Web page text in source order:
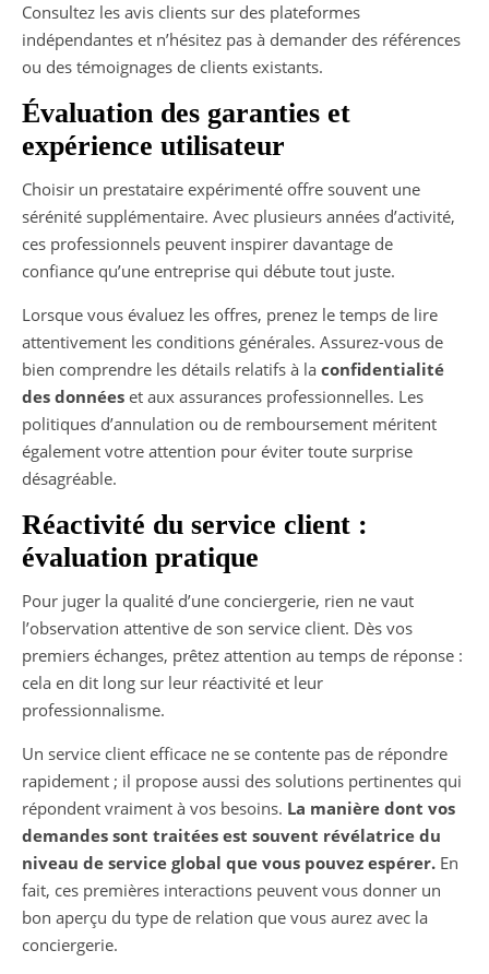
Consultez les avis clients sur des plateformes
indépendantes et n’hésitez pas à demander des références
ou des témoignages de clients existants.
Évaluation des garanties et
expérience utilisateur
Choisir un prestataire expérimenté offre souvent une
sérénité supplémentaire. Avec plusieurs années d’activité,
ces professionnels peuvent inspirer davantage de
confiance qu’une entreprise qui débute tout juste.
Lorsque vous évaluez les offres, prenez le temps de lire
attentivement les conditions générales. Assurez-vous de
bien comprendre les détails relatifs à la confidentialité
des données et aux assurances professionnelles. Les
politiques d’annulation ou de remboursement méritent
également votre attention pour éviter toute surprise
désagréable.
Réactivité du service client :
évaluation pratique
Pour juger la qualité d’une conciergerie, rien ne vaut
l’observation attentive de son service client. Dès vos
premiers échanges, prêtez attention au temps de réponse :
cela en dit long sur leur réactivité et leur
professionnalisme.
Un service client efficace ne se contente pas de répondre
rapidement ; il propose aussi des solutions pertinentes qui
répondent vraiment à vos besoins. La manière dont vos
demandes sont traitées est souvent révélatrice du
niveau de service global que vous pouvez espérer. En
fait, ces premières interactions peuvent vous donner un
bon aperçu du type de relation que vous aurez avec la
conciergerie.